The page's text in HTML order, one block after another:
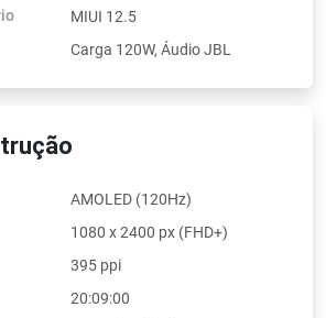
MIUI 12.5
Carga 120W, Áudio JBL
AMOLED (120Hz)
1080 x 2400 px (FHD+)
395 ppi
20:09:00